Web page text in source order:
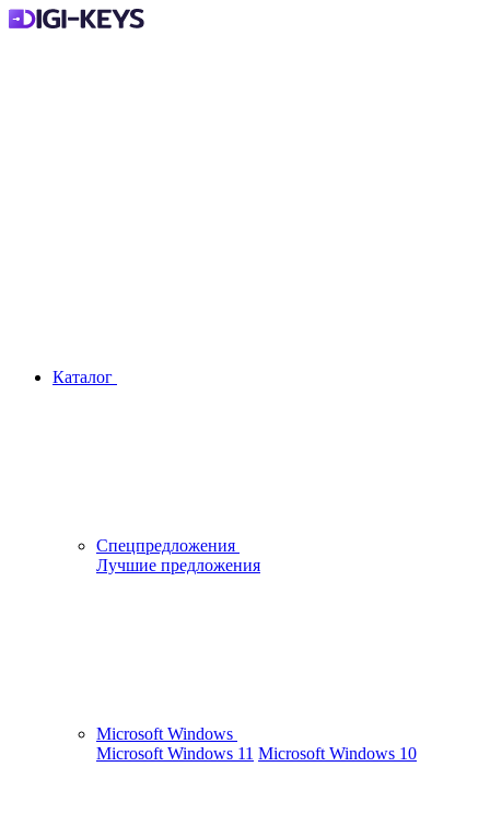
Каталог
Спецпредложения
Лучшие предложения
Microsoft Windows
Microsoft Windows 11 Microsoft Windows 10